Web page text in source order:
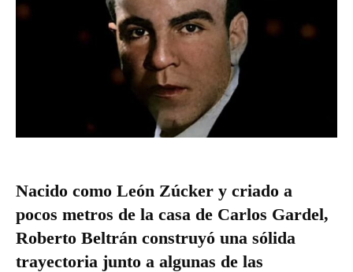
Nacido como León Zúcker y criado a
pocos metros de la casa de Carlos Gardel,
Roberto Beltrán construyó una sólida
trayectoria junto a algunas de las